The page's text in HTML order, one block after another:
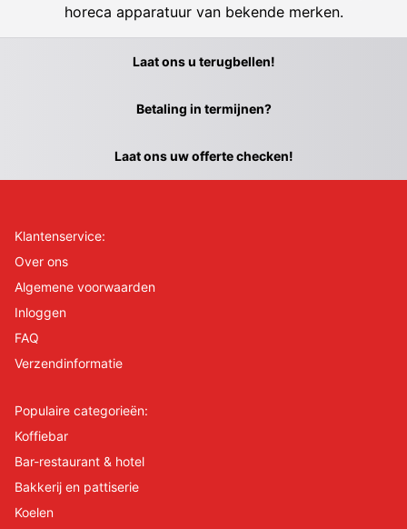
horeca apparatuur van bekende merken.
Laat ons u terugbellen!
Betaling in termijnen?
Laat ons uw offerte checken!
Klantenservice:
Over ons
Algemene voorwaarden
Inloggen
FAQ
Verzendinformatie
Populaire categorieën:
Koffiebar
Bar-restaurant & hotel
Bakkerij en pattiserie
Koelen